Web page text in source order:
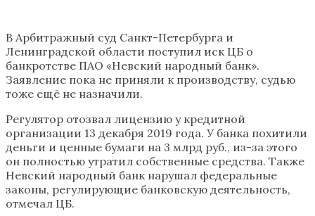
В Арбитражный суд Санкт-Петербурга и
Ленинградской области поступил иск ЦБ о
банкротстве ПАО «Невский народный банк».
Заявление пока не приняли к производству, судью
тоже ещё не назначили.
Регулятор отозвал лицензию у кредитной
организации 13 декабря 2019 года. У банка похитили
деньги и ценные бумаги на 3 млрд руб., из-за этого
он полностью утратил собственные средства. Также
Невский народный банк нарушал федеральные
законы, регулирующие банковскую деятельность,
отмечал ЦБ.